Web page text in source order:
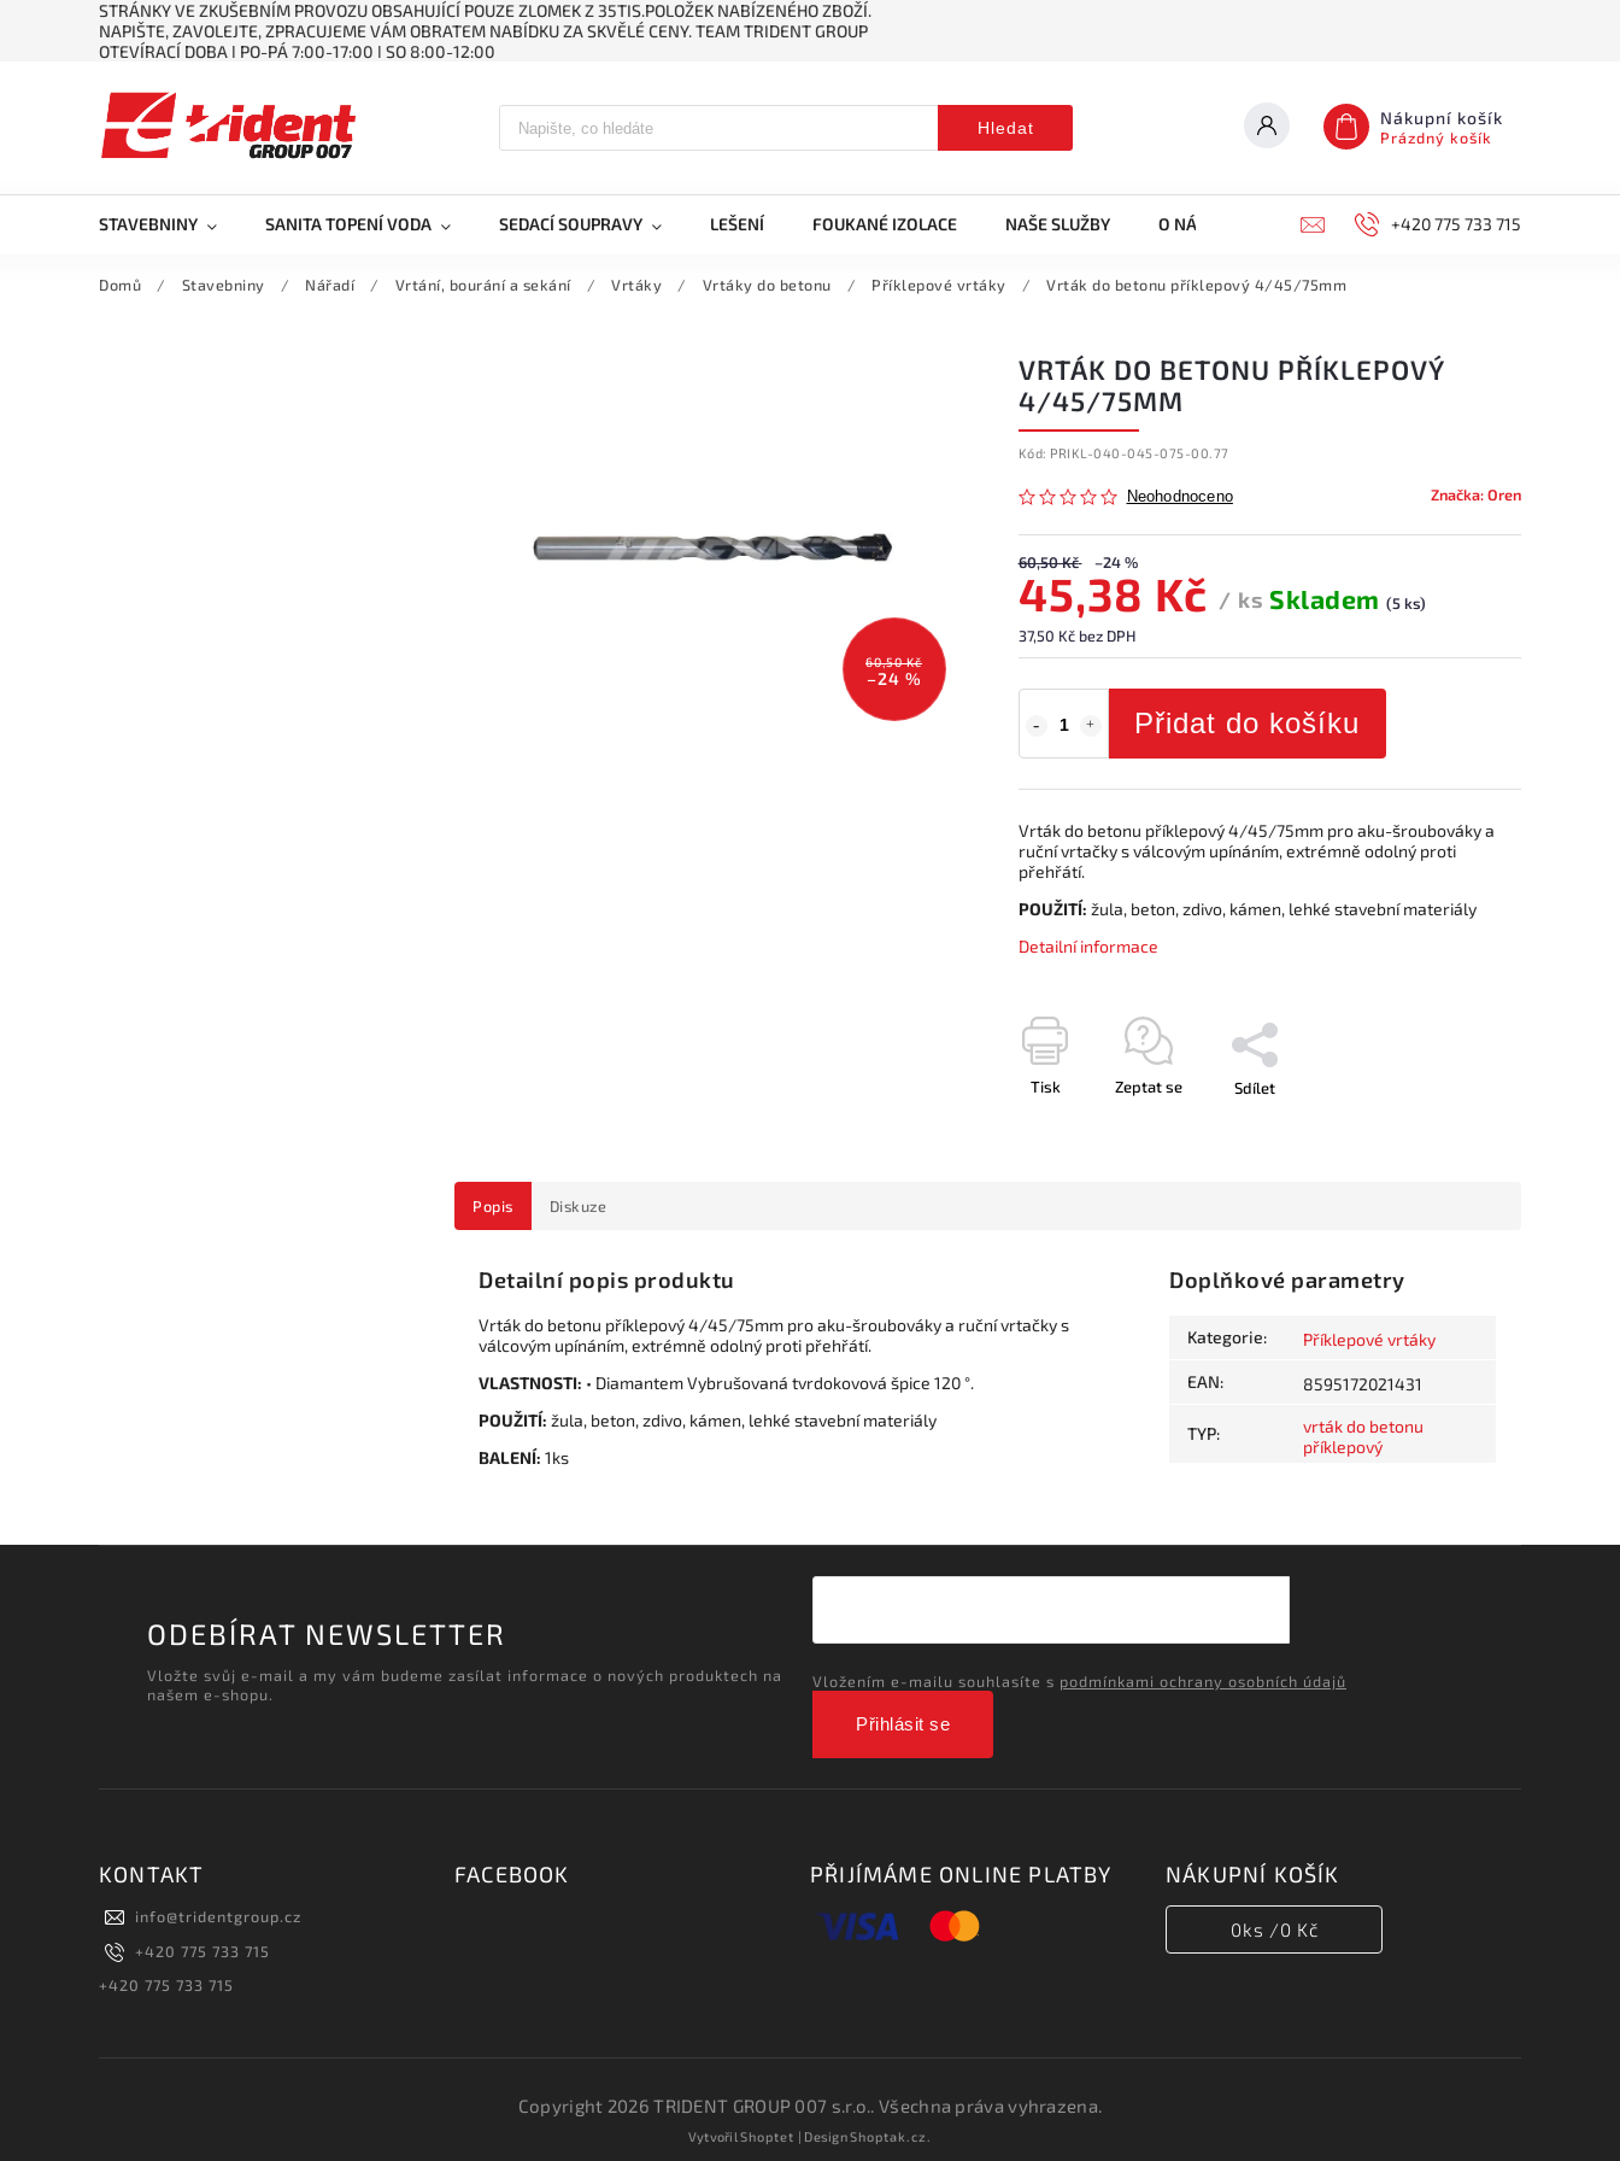
STRÁNKY VE ZKUŠEBNÍM PROVOZU OBSAHUJÍCÍ POUZE ZLOMEK Z 35TIS.POLOŽEK NABÍZENÉHO ZBOŽÍ.
NAPIŠTE, ZAVOLEJTE, ZPRACUJEME VÁM OBRATEM NABÍDKU ZA SKVĚLÉ CENY. TEAM TRIDENT GROUP
OTEVÍRACÍ DOBA ǀ PO-PÁ 7:00-17:00 ǀ SO 8:00-12:00
Hledat Nákupní košík
Prázdný košík
STAVEBNINY SANITA TOPENÍ VODA SEDACÍ SOUPRAVY LEŠENÍ FOUKANÉ IZOLACE NAŠE SLUŽBY O NÁS KONTAKTY +420 775 733 715
Domů / Stavebniny / Nářadí / Vrtání, bourání a sekání / Vrtáky / Vrtáky do betonu / Příklepové vrtáky / Vrták do betonu příklepový 4/45/75mm
60,50 Kč
–24 %
VRTÁK DO BETONU PŘÍKLEPOVÝ
4/45/75MM
Kód: PRIKL-040-045-075-00.77
Neohodnoceno Značka:Oren
60,50 Kč –24 %
45,38 Kč / ks
37,50 Kč bez DPH
Skladem(5 ks)
Přidat do košíku
Vrták do betonu příklepový 4/45/75mm pro aku-šroubováky a
ruční vrtačky s válcovým upínáním, extrémně odolný proti
přehřátí.
POUŽITÍ: žula, beton, zdivo, kámen, lehké stavební materiály
Detailní informace
Tisk Zeptat se Sdílet
Popis Diskuze
Detailní popis produktu
Vrták do betonu příklepový 4/45/75mm pro aku-šroubováky a ruční vrtačky s
válcovým upínáním, extrémně odolný proti přehřátí.
VLASTNOSTI: • Diamantem Vybrušovaná tvrdokovová špice 120 °.
POUŽITÍ: žula, beton, zdivo, kámen, lehké stavební materiály
BALENÍ: 1ks
Doplňkové parametry
Kategorie: Příklepové vrtáky
EAN: 8595172021431
TYP:
vrták do betonu
příklepový
ODEBÍRAT NEWSLETTER
Vložte svůj e-mail a my vám budeme zasílat informace o nových produktech na
našem e-shopu.
Vložením e-mailu souhlasíte s podmínkami ochrany osobních údajů
Přihlásit se
KONTAKT
info@tridentgroup.cz
+420 775 733 715
+420 775 733 715
FACEBOOK PŘIJÍMÁME ONLINE PLATBY NÁKUPNÍ KOŠÍK
0ks /0 Kč
Copyright 2026TRIDENT GROUP 007 s.r.o.. Všechna práva vyhrazena.
VytvořilShoptet | DesignShoptak.cz.